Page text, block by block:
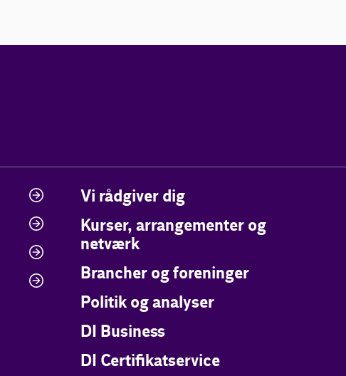
Vi rådgiver dig
Kurser, arrangementer og
netværk
Brancher og foreninger
Politik og analyser
DI Business
DI Certifikatservice